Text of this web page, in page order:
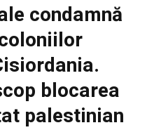
condamnă
blocarea
palestinian